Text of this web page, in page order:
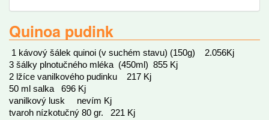
Quinoa pudink
1 kávový šálek quinoi (v suchém stavu) (150g) 2.056Kj
3 šálky plnotučného mléka (450ml) 855 Kj
2 lžíce vanilkového pudinku 217 Kj
50 ml salka 696 Kj
vanilkový lusk nevím Kj
tvaroh nízkotučný 80 gr. 221 Kj